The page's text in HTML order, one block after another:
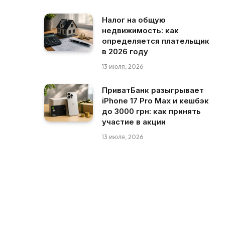
Налог на общую
недвижимость: как
определяется плательщик
в 2026 году
13 июля, 2026
ПриватБанк разыгрывает
iPhone 17 Pro Max и кешбэк
до 3000 грн: как принять
участие в акции
13 июля, 2026